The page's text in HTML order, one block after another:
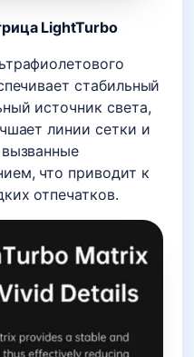
LightTurbo
стабильный
источник света,
линии сетки и
что приводит к
отпечатков.